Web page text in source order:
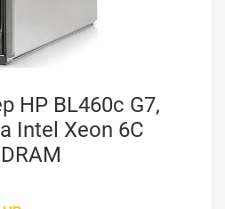
HP BL460c G7,
Intel Xeon 6С